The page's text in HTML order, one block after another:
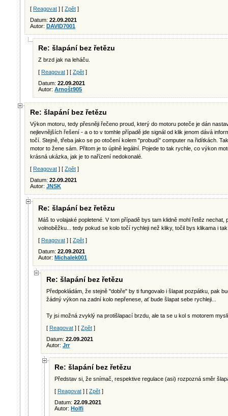
[ Reagovat ] [ Zpět ]
Datum: 22.09.2021
Autor: DAVID7001
Re: šlapání bez řetězu
Z brzd jak na leháču.
[ Reagovat ] [ Zpět ]
Datum: 22.09.2021
Autor: Arnošt905
Re: šlapání bez řetězu
Výkon motoru, tedy přesněji řečeno proud, který do motoru poteče je dán
nejlevnějších řešení - a o to v tomhle případě jde signál od klik jenom dává
točí. Stejně, třeba jako se po otočení kolem "probudí" computer na řidítkách.
motor to žene sám. Přitom je to úplně legální. Pojede to tak rychle, co výkon
krásná ukázka, jak je to nařízení nedokonalé.
[ Reagovat ] [ Zpět ]
Datum: 22.09.2021
Autor: JNSK
Re: šlapání bez řetězu
Máš to volajaké popletené. V tom případě bys tam klidně mohl řetěz
volnoběžku... tedy pokud se kolo točí rychleji než kliky, točil bys klikama i
[ Reagovat ] [ Zpět ]
Datum: 22.09.2021
Autor: Michalek001
Re: šlapání bez řetězu
Předpokládám, že stejně "dobře" by ti fungovalo i šlapat pozpátku, pak
žádný výkon na zadní kolo nepřenese, ať bude šlapat sebe rychleji...
Ty jsi možná zvyklý na protišlapací brzdu, ale ta se u kol s motorem
[ Reagovat ] [ Zpět ]
Datum: 22.09.2021
Autor: Jrr
Re: šlapání bez řetězu
Představ si, že snímač, respektive regulace (asi) rozpozná směr
[ Reagovat ] [ Zpět ]
Datum: 22.09.2021
Autor: Holfi